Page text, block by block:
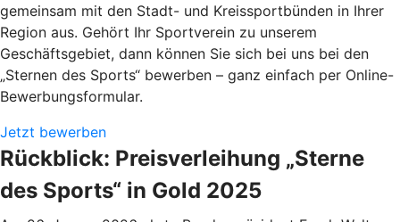
gemeinsam mit den Stadt- und Kreissportbünden in Ihrer
Region aus. Gehört Ihr Sportverein zu unserem
Geschäftsgebiet, dann können Sie sich bei uns bei den
„Sternen des Sports“ bewerben – ganz einfach per Online-
Bewerbungsformular.
Jetzt bewerben
Rückblick: Preisverleihung „Sterne
des Sports“ in Gold 2025